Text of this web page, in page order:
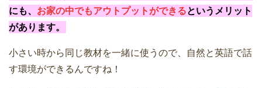
にも、 お家の中でもアウトプットができるというメリット
があります。
小さい時から同じ教材を一緒に使うので、自然と英語で話
す環境ができるんですね！